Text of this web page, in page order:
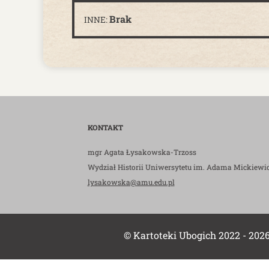
INNE:Brak
KONTAKT
mgr Agata Łysakowska-Trzoss
Wydział Historii Uniwersytetu im. Adama
lysakowska@amu.edu.pl
© Kartoteki Ubogich 2022 -